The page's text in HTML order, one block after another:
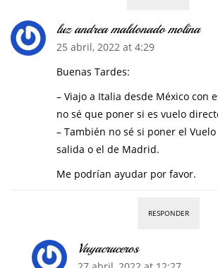
luz andrea maldonado molina
25 abril, 2022 at 4:29
Buenas Tardes:
– Viajo a Italia desde México con
no sé que poner si es vuelo
– También no sé si poner el
salida o el de Madrid.
Me podrían ayudar por favor.
RESPONDER
Vayacruceros